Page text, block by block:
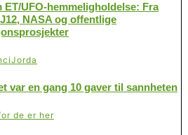
ET/UFO-hemmeligholdelse: Fra
NASA og offentlige
var en gang 10 gaver til sannheten